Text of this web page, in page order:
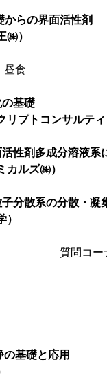
からの界面活性剤
㈱）
食
基礎
リプトコンサルテ
性剤多成分溶液系
カルズ㈱）
分散系の分散・凝
問コーナ
の基礎と応用